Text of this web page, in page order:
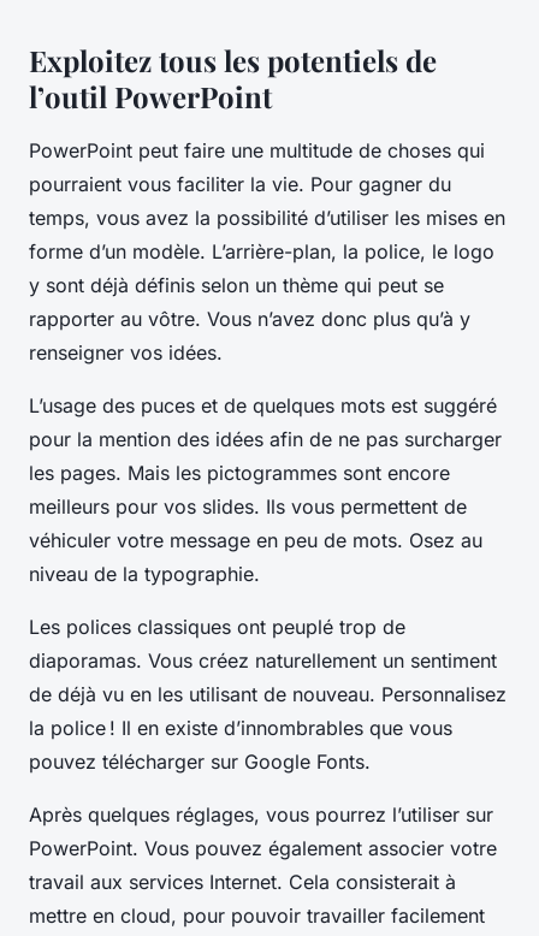
Exploitez tous les potentiels de
l’outil PowerPoint
PowerPoint peut faire une multitude de choses qui
pourraient vous faciliter la vie. Pour gagner du
temps, vous avez la possibilité d’utiliser les mises en
forme d’un modèle. L’arrière-plan, la police, le logo
y sont déjà définis selon un thème qui peut se
rapporter au vôtre. Vous n’avez donc plus qu’à y
renseigner vos idées.
L’usage des puces et de quelques mots est suggéré
pour la mention des idées afin de ne pas surcharger
les pages. Mais les pictogrammes sont encore
meilleurs pour vos slides. Ils vous permettent de
véhiculer votre message en peu de mots. Osez au
niveau de la typographie.
Les polices classiques ont peuplé trop de
diaporamas. Vous créez naturellement un sentiment
de déjà vu en les utilisant de nouveau. Personnalisez
la police ! Il en existe d’innombrables que vous
pouvez télécharger sur Google Fonts.
Après quelques réglages, vous pourrez l’utiliser sur
PowerPoint. Vous pouvez également associer votre
travail aux services Internet. Cela consisterait à
mettre en cloud, pour pouvoir travailler facilement